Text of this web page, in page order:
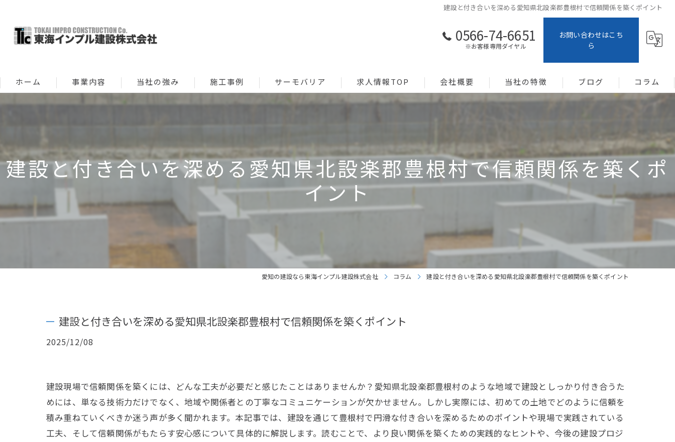
建設と付き合いを深める愛知県北設楽郡豊根村で信頼関係を築くポイント
0566-74-6651
※お客様専用ダイヤル
お問い合わせはこち
ら
ホーム 事業内容 当社の強み 施工事例 サーモバリア
資料請求
お問い合わせフォーム
求人情報TOP
建築設計
建築営業
リクルート/イベント
会社概要 当社の特徴
新築
メンテナンス
ブログ コラム
建設と付き合いを深める愛知県北設楽郡豊根村で信頼関係を築くポ
イント
愛知の建設なら東海インプル建設株式会社 コラム 建設と付き合いを深める愛知県北設楽郡豊根村で信頼関係を築くポイント
建設と付き合いを深める愛知県北設楽郡豊根村で信頼関係を築くポイント
2025/12/08
建設現場で信頼関係を築くには、どんな工夫が必要だと感じたことはありませんか？愛知県北設楽郡豊根村のような地域で建設としっかり付き合うた
めには、単なる技術力だけでなく、地域や関係者との丁寧なコミュニケーションが欠かせません。しかし実際には、初めての土地でどのように信頼を
積み重ねていくべきか迷う声が多く聞かれます。本記事では、建設を通じて豊根村で円滑な付き合いを深めるためのポイントや現場で実践されている
工夫、そして信頼関係がもたらす安心感について具体的に解説します。読むことで、より良い関係を築くための実践的なヒントや、今後の建設プロジ